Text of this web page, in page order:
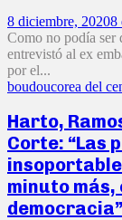
8 diciembre, 20208
Como no podía ser
entrevistó al ex
por el...
boudoucorea del
Harto,
Corte: “Las
minuto más,
democracia”